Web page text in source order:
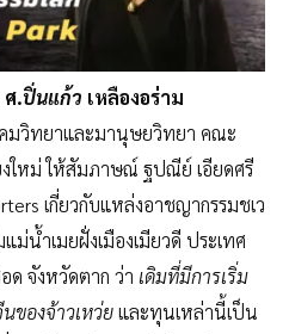
ศ.ปิ่นแก้ว เหลืองอร่าม
มวิทยาและมานุษยวิทยา คณะ
ใหม่ ให้สัมภาษณ์ ฐปณีย์ เอียดศรี
เกี่ยวกับแหล่งอาชญากรรมชเว
ม่น้ำเมยฝั่งเมืองเมียวดี ประเทศ
ด จังหวัดตาก ว่า เดิมที่มีการเริ่ม
ของจ้าวเหว่ยและทุนเหล่านี้เป็น